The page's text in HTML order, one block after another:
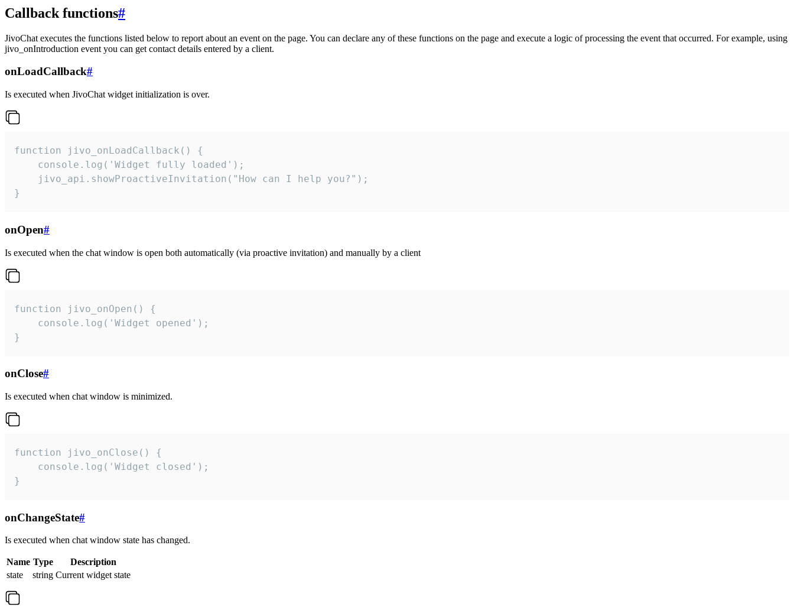
Callback functions#
JivoChat executes the functions listed below to report about an event on the page. You can declare any of these functions on the page and execute a logic of processing the event that occurred. For example, using
jivo_onIntroduction event you can get contact details entered by a client.
onLoadCallback#
Is executed when JivoChat widget initialization is over.
function jivo_onLoadCallback() {
    console.log('Widget fully loaded');
    jivo_api.showProactiveInvitation("How can I help you?");
}
onOpen#
Is executed when the chat window is open both automatically (via proactive invitation) and manually by a client
function jivo_onOpen() {
    console.log('Widget opened');
}
onClose#
Is executed when chat window is minimized.
function jivo_onClose() {
    console.log('Widget closed');
}
onChangeState#
Is executed when chat window state has changed.
Name Type
Description
state
string Current widget state